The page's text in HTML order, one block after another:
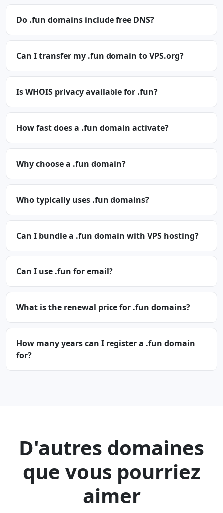
Do .fun domains include free DNS?
Can I transfer my .fun domain to VPS.org?
Is WHOIS privacy available for .fun?
How fast does a .fun domain activate?
Why choose a .fun domain?
Who typically uses .fun domains?
Can I bundle a .fun domain with VPS hosting?
Can I use .fun for email?
What is the renewal price for .fun domains?
How many years can I register a .fun domain
for?
D'autres domaines
que vous pourriez
aimer